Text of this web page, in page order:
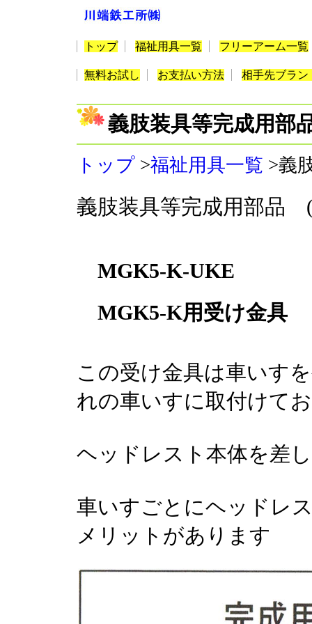
トップ 福祉用具一覧 フリーアーム一覧
無料お試し お支払い方法 相手先ブラン
義肢装具等完成用部
トップ >福祉用具一覧 >義
義肢装具等完成用部品
MGK5-K-UKE
MGK5-K用受け金具
この受け金具は車いす
れの車いすに取付けて
ヘッドレスト本体を差
車いすごとにヘッドレ
メリットがあります